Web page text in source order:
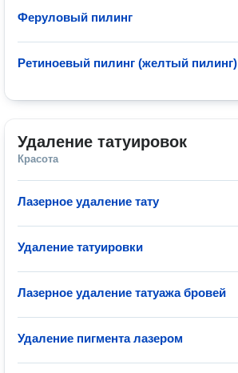
Феруловый пилинг
Ретиноевый пилинг (желтый пилинг)
Удаление татуировок
Красота
Лазерное удаление тату
Удаление татуировки
Лазерное удаление татуажа бровей
Удаление пигмента лазером